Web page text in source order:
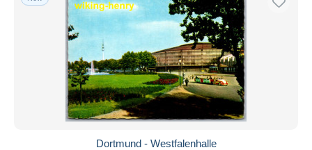
Dortmund - Westfalenhalle